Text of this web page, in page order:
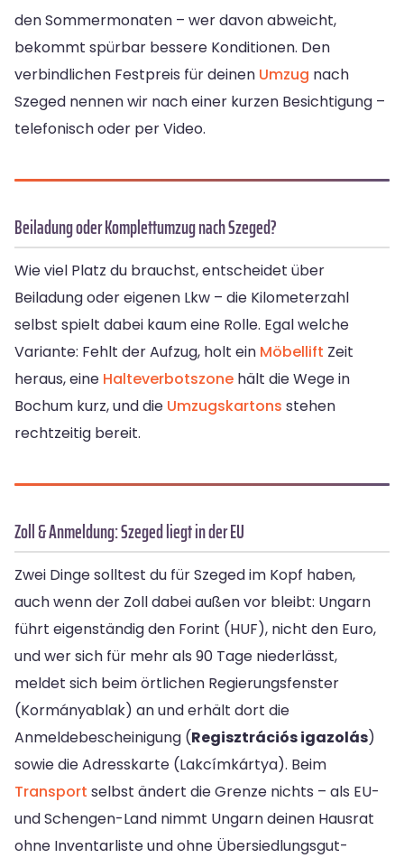
den Sommermonaten – wer davon abweicht,
bekommt spürbar bessere Konditionen. Den
verbindlichen Festpreis für deinen Umzug nach
Szeged nennen wir nach einer kurzen Besichtigung –
telefonisch oder per Video.
Beiladung oder Komplettumzug nach Szeged?
Wie viel Platz du brauchst, entscheidet über
Beiladung oder eigenen Lkw – die Kilometerzahl
selbst spielt dabei kaum eine Rolle. Egal welche
Variante: Fehlt der Aufzug, holt ein Möbellift Zeit
heraus, eine Halteverbotszone hält die Wege in
Bochum kurz, und die Umzugskartons stehen
rechtzeitig bereit.
Zoll & Anmeldung: Szeged liegt in der EU
Zwei Dinge solltest du für Szeged im Kopf haben,
auch wenn der Zoll dabei außen vor bleibt: Ungarn
führt eigenständig den Forint (HUF), nicht den Euro,
und wer sich für mehr als 90 Tage niederlässt,
meldet sich beim örtlichen Regierungsfenster
(Kormányablak) an und erhält dort die
Anmeldebescheinigung (Regisztrációs igazolás)
sowie die Adresskarte (Lakcímkártya). Beim
Transport selbst ändert die Grenze nichts – als EU-
und Schengen-Land nimmt Ungarn deinen Hausrat
ohne Inventarliste und ohne Übersiedlungsgut-